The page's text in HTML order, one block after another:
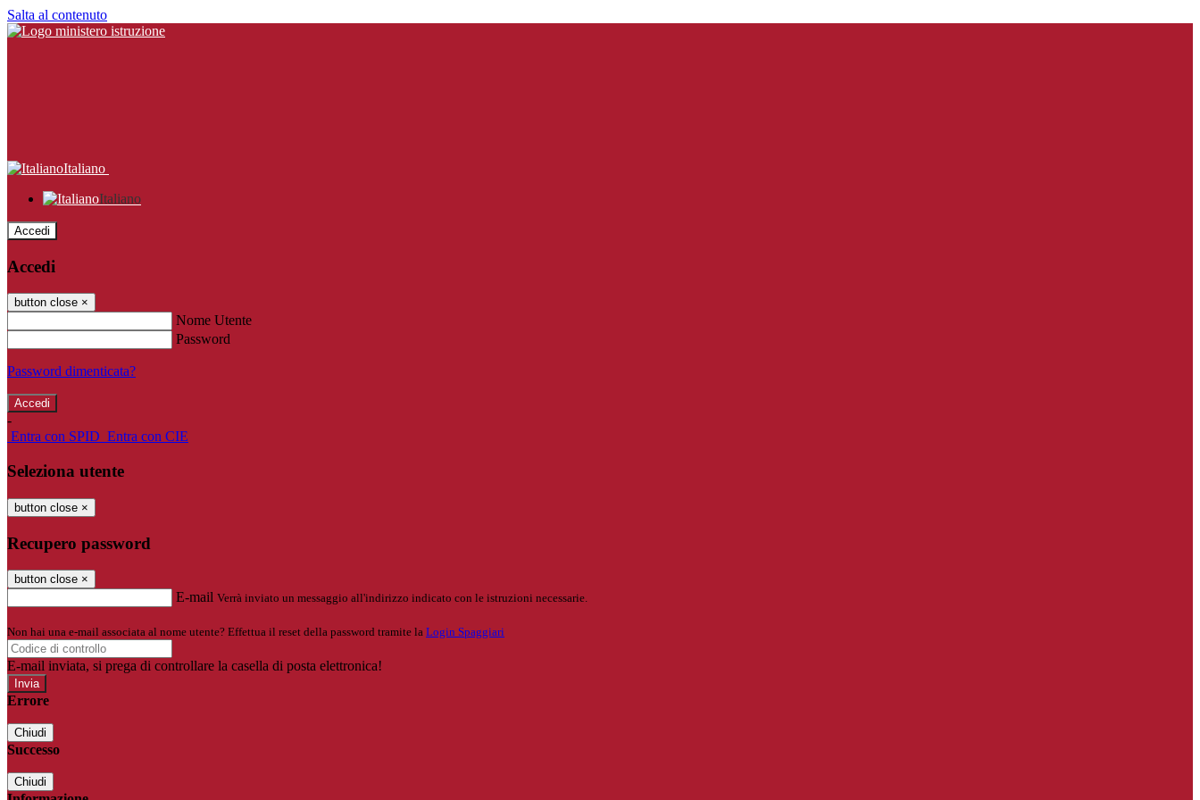
Salta al contenuto
Italiano
Italiano
Accedi
Accedi
button close ×
Nome Utente
Password
Password dimenticata?
-
Entra con SPID Entra con CIE
Seleziona utente
button close ×
Recupero password
button close ×
E-mail Verrà inviato un messaggio all'indirizzo indicato con le istruzioni necessarie.
Non hai una e-mail associata al nome utente? Effettua il reset della password tramite la Login Spaggiari
E-mail inviata, si prega di controllare la casella di posta elettronica!
Errore
Chiudi
Successo
Chiudi